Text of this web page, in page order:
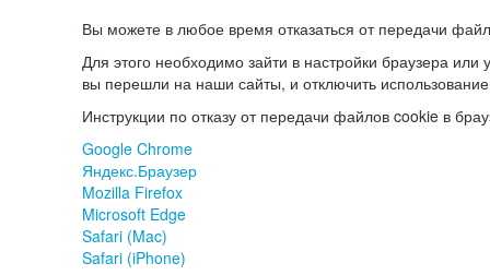
Вы можете в любое время отказаться от передачи
Для этого необходимо зайти в настройки браузера или
вы перешли на наши сайты, и отключить
Инструкции по отказу от передачи файлов cookie в
Google Chrome
Яндекс.Браузер
Mozilla Firefox
Microsoft Edge
Safari (Mac)
Safari (iPhone)